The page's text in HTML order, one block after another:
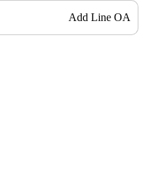
Add Line OA